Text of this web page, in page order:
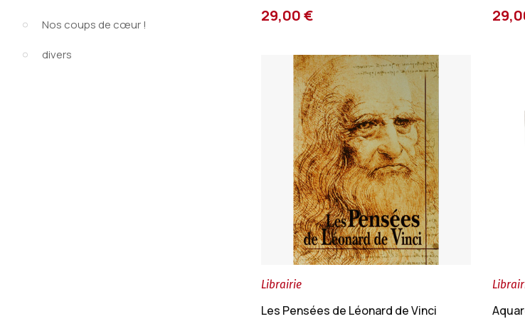
Nos coups de cœur !
divers
29,00 €
Librairie
Les Pensées de Léonard de Vinci